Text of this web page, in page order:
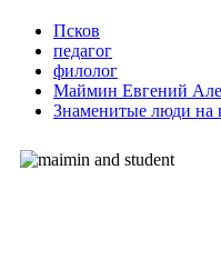
Псков
педагог
филолог
Маймин Евгений
Знаменитые люди на